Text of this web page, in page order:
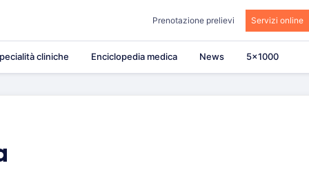
Prenotazione prelievi Servizi online
cliniche Enciclopedia medica News 5×1000